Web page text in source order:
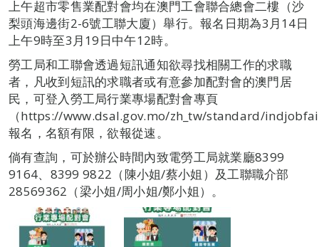
上午超市零售業配對會均在澳門工會聯合總會二樓（沙
梨頭海邊街2-6號工聯大廈）舉行。報名日期為3月14日
上午9時至3月19日中午12時。
勞工局和工聯會透過短訊通知欲尋找相關工作的求職
者，凡收到短訊的求職者或有意參加配對會的澳門居
民，可登入勞工局行業專場配對會專頁
（https://www.dsal.gov.mo/zh_tw/standard/
報名，名額有限，欲報從速。
倘有查詢，可於辦公時間內致電勞工局就業廳8399
9164、8399 9822（陳小姐/蔡小姐）及工聯職介部
28569362（梁小姐/周小姐/鄭小姐）。